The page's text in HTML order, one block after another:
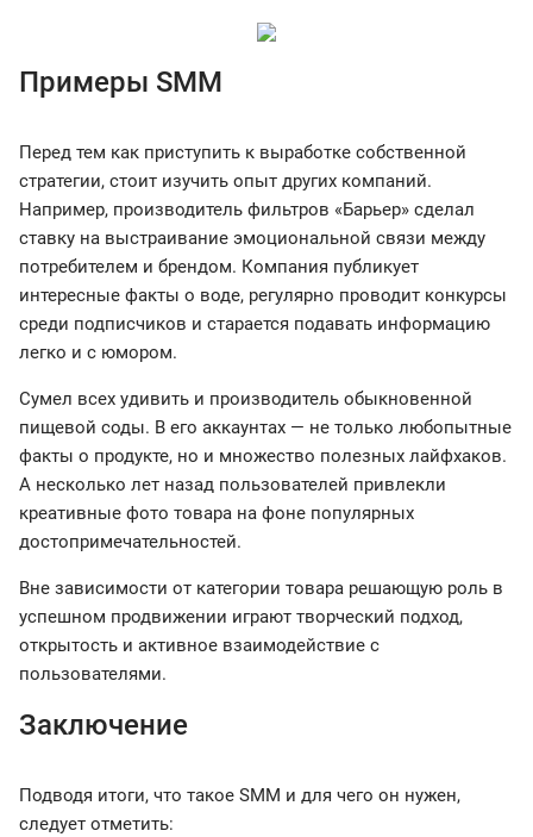
Примеры SMM
Перед тем как приступить к выработке собственной
стратегии, стоит изучить опыт других компаний.
Например, производитель фильтров «Барьер» сделал
ставку на выстраивание эмоциональной связи между
потребителем и брендом. Компания публикует
интересные факты о воде, регулярно проводит конкурсы
среди подписчиков и старается подавать информацию
легко и с юмором.
Сумел всех удивить и производитель обыкновенной
пищевой соды. В его аккаунтах — не только любопытные
факты о продукте, но и множество полезных лайфхаков.
А несколько лет назад пользователей привлекли
креативные фото товара на фоне популярных
достопримечательностей.
Вне зависимости от категории товара решающую роль в
успешном продвижении играют творческий подход,
открытость и активное взаимодействие с
пользователями.
Заключение
Подводя итоги, что такое SMM и для чего он нужен,
следует отметить: